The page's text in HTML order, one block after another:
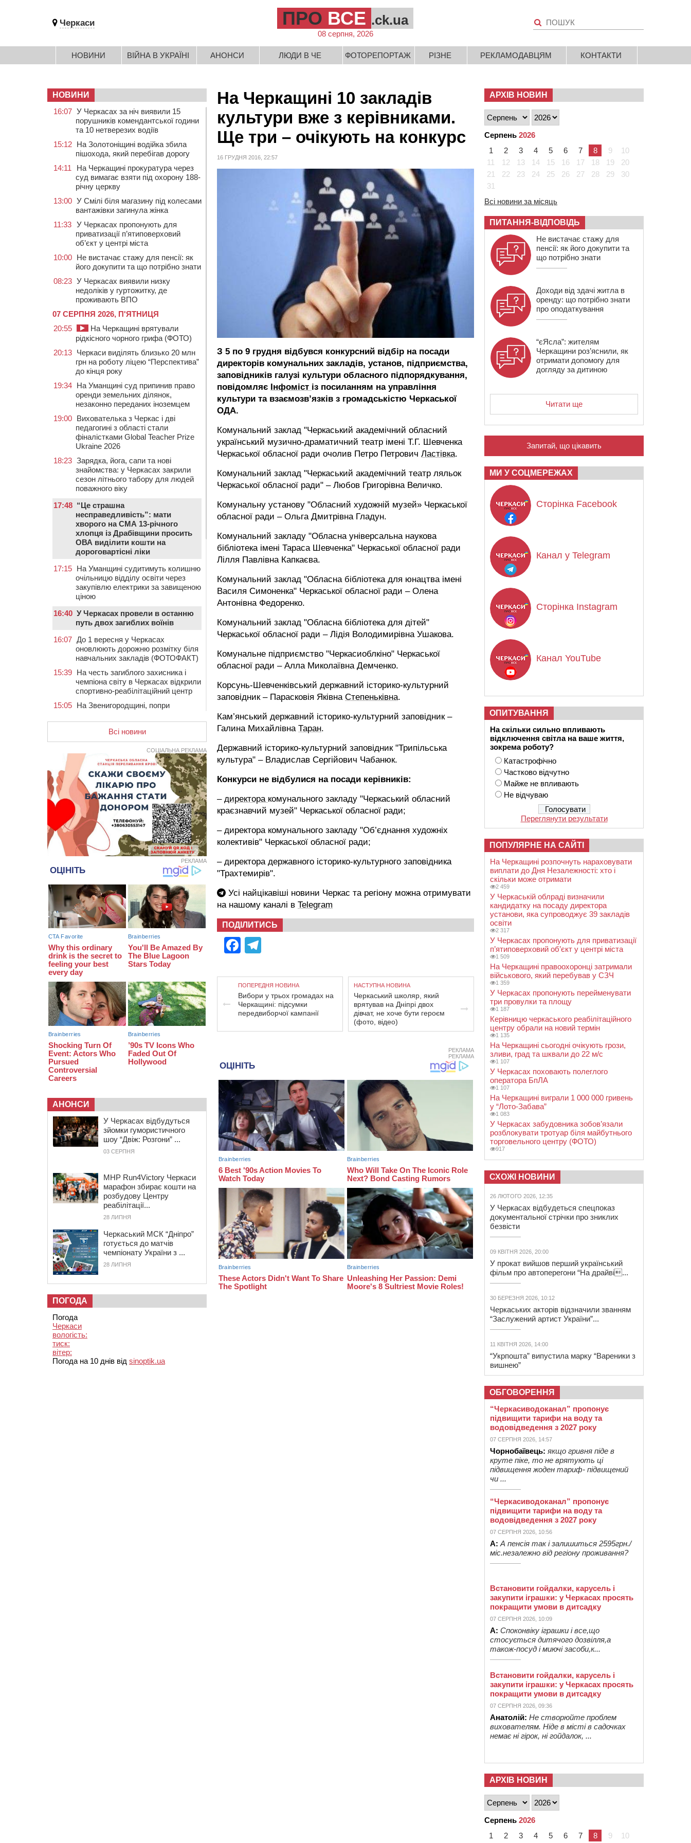
Черкаси ПРО ВСЕ .ck.ua
08 серпня, 2026
НОВИНИ ВІЙНА В УКРАЇНІ АНОНСИ ЛЮДИ В ЧЕ ФОТОРЕПОРТАЖ РІЗНЕ РЕКЛАМОДАВЦЯМ КОНТАКТИ
На Черкащині 10 закладів
культури вже з керівниками.
Ще три – очікують на конкурс
16 ГРУДНЯ 2016, 22:57
З 5 по 9 грудня відбувся конкурсний відбір на посади
директорів комунальних закладів, установ, підприємства,
заповідників галузі культури обласного підпорядкування,
повідомляє Інфоміст із посиланням на управління
культури та взаємозв’язків з громадськістю Черкаської
ОДА.
Комунальний заклад "Черкаський академічний обласний
український музично-драматичний театр імені Т.Г. Шевченка
Черкаської обласної ради очолив Петро Петрович Ластівка.
Комунальний заклад "Черкаський академічний театр ляльок
Черкаської обласної ради" – Любов Григорівна Величко.
Комунальну установу "Обласний художній музей» Черкаської
обласної ради – Ольга Дмитрівна Гладун.
Комунальний закладу "Обласна універсальна наукова
бібліотека імені Тараса Шевченка" Черкаської обласної ради
Лілля Павлівна Капкаєва.
Комунальний заклад "Обласна бібліотека для юнацтва імені
Василя Симоненка" Черкаської обласної ради – Олена
Антонівна Федоренко.
Комунальний заклад "Обласна бібліотека для дітей"
Черкаської обласної ради – Лідія Володимирівна Ушакова.
Комунальне підприємство "Черкасиоблкіно" Черкаської
обласної ради – Алла Миколаївна Демченко.
Корсунь-Шевченківський державний історико-культурний
заповідник – Парасковія Яківна Степеньківна.
Кам’янський державний історико-культурний заповідник –
Галина Михайлівна Таран.
Державний історико-культурний заповідник "Трипільська
культура" – Владислав Сергійович Чабанюк.
Конкурси не відбулися на посади керівників:
– директора комунального закладу "Черкаський обласний
краєзнавчий музей" Черкаської обласної ради;
– директора комунального закладу "Об’єднання художніх
колективів" Черкаської обласної ради;
– директора державного історико-культурного заповідника
"Трахтемирів".
Усі найцікавіші новини Черкас та регіону можна отримувати
на нашому каналі в Telegram
ПОДІЛИТИСЬ
Facebook
ПОПЕРЕДНЯ НОВИНА
Вибори у трьох громадах на
Черкащині: підсумки
передвиборчої кампанії
НАСТУПНА НОВИНА
Черкаський школяр, який
врятував на Дніпрі двох
дівчат, не хоче бути героєм
(фото, відео)
РЕКЛАМА
РЕКЛАМА
НОВИНИ
16:07 У Черкасах за ніч виявили 15
порушників комендантської години
та 10 нетверезих водіїв
15:12 На Золотоніщині водійка збила
пішохода, який перебігав дорогу
14:11
На Черкащині прокуратура через
суд вимагає взяти під охорону 188-
річну церкву
13:00 У Смілі біля магазину під колесами
вантажівки загинула жінка
11:33 У Черкасах пропонують для
приватизації п’ятиповерховий
об’єкт у центрі міста
10:00 Не вистачає стажу для пенсії: як
його докупити та що потрібно знати
08:23 У Черкасах виявили низку
недоліків у гуртожитку, де
проживають ВПО
07 СЕРПНЯ 2026, П'ЯТНИЦЯ
20:55
На Черкащині врятували
рідкісного чорного грифа (ФОТО)
20:13 Черкаси виділять близько 20 млн
грн на роботу ліцею “Перспектива”
до кінця року
19:34 На Уманщині суд припинив право
оренди земельних ділянок,
незаконно переданих іноземцем
19:00 Вихователька з Черкас і дві
педагогині з області стали
фіналістками Global Teacher Prize
Ukraine 2026
18:23 Зарядка, йога, сапи та нові
знайомства: у Черкасах закрили
сезон літнього табору для людей
поважного віку
17:48 “Це страшна
несправедливість”: мати
хворого на СМА 13-річного
хлопця із Драбівщини просить
ОВА виділити кошти на
дороговартісні ліки
17:15 На Уманщині судитимуть колишню
очільницю відділу освіти через
закупівлю електрики за завищеною
ціною
16:40 У Черкасах провели в останню
путь двох загиблих воїнів
16:07 До 1 вересня у Черкасах
оновлюють дорожню розмітку біля
навчальних закладів (ФОТОФАКТ)
15:39 На честь загиблого захисника і
чемпіона світу в Черкасах відкрили
спортивно-реабілітаційний центр
15:05 На Звенигородщині, попри
“Ше.Fest”
призвела до перебоїв у роботі
електромереж та комунальних
служб
14:02
На Черкащині намолотили перший
мільйон тонн зерна нового врожаю
13:40 На Кам’янщині сталася масштабна
пожежа сміттєзвалища
13:26 На Черкащині сьогодні очікують
грози, зливи, град та шквали до 22
м/с
Внаслідок падіння вертольота
загинув 28-річний захисник зі
12:15 У центрі Черкас не поділили
дорогу водії двох ВАЗів
11:29 У Черкасах до середини серпня
вулицях
Всі новини
СОЦІАЛЬНА РЕКЛАМА
РЕКЛАМА
АНОНСИ
У Черкасах відбудуться
зйомки гумористичного
шоу “Двіж: Розгони” ...
03 СЕРПНЯ
MHP Run4Victory Черкаси
марафон збирає кошти на
розбудову Центру
реабілітації...
28 ЛИПНЯ
Черкаський МСК “Дніпро”
готується до матчів
чемпіонату України з ...
28 ЛИПНЯ
ПОГОДА
Погода
Черкаси
вологість:
тиск:
вітер:
Погода на 10 днів від sinoptik.ua
АРХІВ НОВИН
Серпень 2026
1
2 3 4 5 6 7 8 9
10
11
12 13 14 15 16 17 18 19
20
21
22 23 24 25 26 27 28 29
30
31
Всі новини за місяць
ПИТАННЯ-ВІДПОВІДЬ
Не вистачає стажу для
пенсії: як його докупити та
що потрібно знати
Доходи від здачі житла в
оренду: що потрібно знати
про оподаткування
“єЯсла”: жителям
Черкащини роз’яснили, як
отримати допомогу для
догляду за дитиною
Читати ще
Запитай, що цікавить
МИ У СОЦМЕРЕЖАХ
Сторінка Facebook
Канал у Telegram
Сторінка Instagram
Канал YouTube
ОПИТУВАННЯ
На скільки сильно впливають
відключення світла на ваше життя,
зокрема роботу?
Катастрофічно
Частково відчутно
Майже не впливають
Не відчуваю
Переглянути результати
ПОПУЛЯРНЕ НА САЙТІ
На Черкащині розпочнуть нараховувати
виплати до Дня Незалежності: хто і
скільки може отримати
2 459
У Черкаській облраді визначили
кандидатку на посаду директора
установи, яка супроводжує 39 закладів
освіти
2 317
У Черкасах пропонують для приватизації
п’ятиповерховий об’єкт у центрі міста
1 509
На Черкащині правоохоронці затримали
військового, який перебував у СЗЧ
1 359
У Черкасах пропонують перейменувати
три провулки та площу
1 187
Керівницю черкаського реабілітаційного
центру обрали на новий термін
1 135
На Черкащині сьогодні очікують грози,
зливи, град та шквали до 22 м/с
1 107
У Черкасах поховають полеглого
оператора БпЛА
1 107
На Черкащині виграли 1 000 000 гривень
у “Лото-Забава”
1 083
У Черкасах забудовника зобов’язали
розблокувати тротуар біля майбутнього
торговельного центру (ФОТО)
917
СХОЖІ НОВИНИ
26 ЛЮТОГО 2026, 12:35
У Черкасах відбудеться спецпоказ
документальної стрічки про зниклих
безвісти
09 КВІТНЯ 2026, 20:00
У прокат вийшов перший український
фільм про автоперегони “На драйві...
30 БЕРЕЗНЯ 2026, 10:12
Черкаських акторів відзначили званням
“Заслужений артист України”...
11 КВІТНЯ 2026, 14:00
“Укрпошта” випустила марку “Вареники з
вишнею”
ОБГОВОРЕННЯ
“Черкасиводоканал” пропонує
підвищити тарифи на воду та
водовідведення з 2027 року
07 СЕРПНЯ 2026, 14:57
Чорнобаївець: якщо гривня піде в
круте піке, то не врятують ці
підвищення жоден тариф- підвищений
чи ...
“Черкасиводоканал” пропонує
підвищити тарифи на воду та
водовідведення з 2027 року
07 СЕРПНЯ 2026, 10:56
А: А пенсія так і залишиться 2595грн./
міс.незалежно від регіону проживання?
Встановити гойдалки, карусель і
закупити іграшки: у Черкасах просять
покращити умови в дитсадку
07 СЕРПНЯ 2026, 10:09
А: Споконвіку іграшки і все,що
стосується дитячого дозвілля,а
також-посуд і миючі засоби,к...
Встановити гойдалки, карусель і
закупити іграшки: у Черкасах просять
покращити умови в дитсадку
07 СЕРПНЯ 2026, 09:36
Анатолій: Не створюйте проблем
вихователям. Ніде в місті в садочках
немає ні гірок, ні гойдалок, ...
АРХІВ НОВИН
Серпень 2026
1
2 3 4 5 6 7 8 9 10